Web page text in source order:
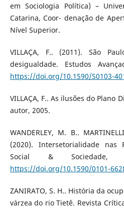
em Sociologia Política) –
Catarina, Coor- denação de
Nível Superior.
VILLAÇA, F.. (2011). São
desigualdade. Estudos
https://doi.org/10.1590/S0103-
VILLAÇA, F.. As ilusões do Plano
autor, 2005.
WANDERLEY, M. B..
(2020). Intersetorialidade nas
Social & Sociedade,
https://doi.org/10.1590/0101-
ZANIRATO, S. H.. História da
várzea do rio Tietê. Revista